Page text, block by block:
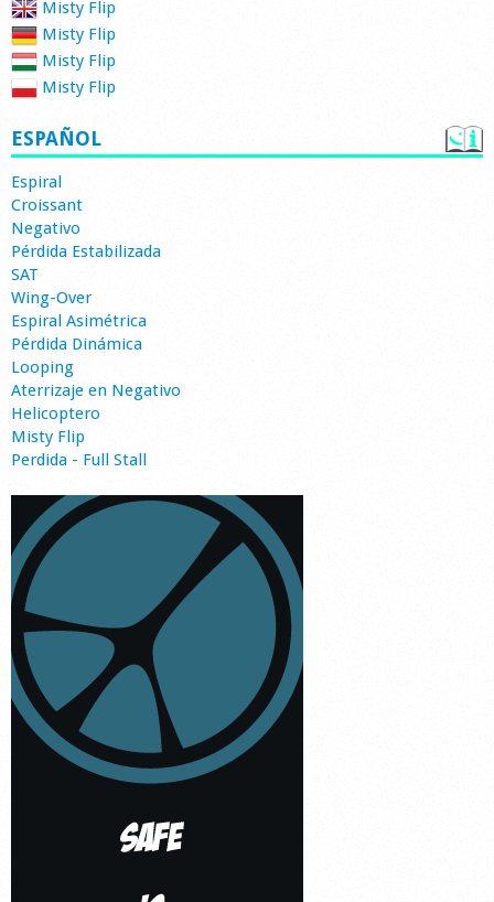
Misty Flip
Misty Flip
Misty Flip
Misty Flip
ESPAÑOL
Espiral
Croissant
Negativo
Pérdida Estabilizada
SAT
Wing-Over
Espiral Asimétrica
Pérdida Dinámica
Looping
Aterrizaje en Negativo
Helicoptero
Misty Flip
Perdida - Full Stall